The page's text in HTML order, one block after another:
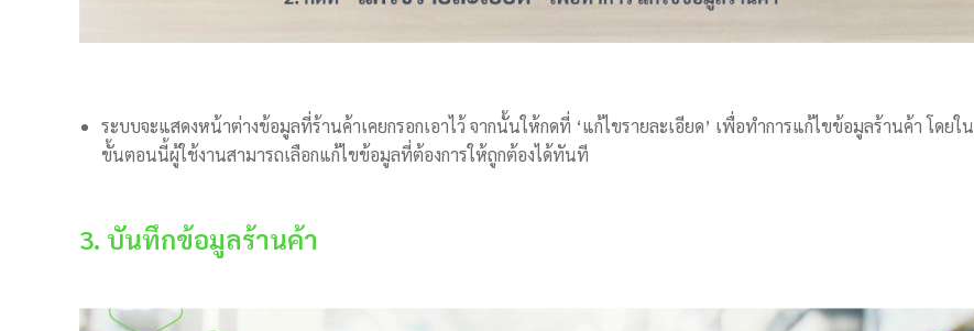
ระบบจะแสดงหน้าต่างข้อมูลที่ร้านค้าเคยกรอกเอาไว้ จากนั้นให้กดที่ ‘แก้ไขรายละเอียด’ เพื่อทำการแก้ไขข้อมูลร้านค้า โดยใน
ขั้นตอนนี้ผู้ใช้งานสามารถเลือกแก้ไขข้อมูลที่ต้องการให้ถูกต้องได้ทันที
3. บันทึกข้อมูลร้านค้า